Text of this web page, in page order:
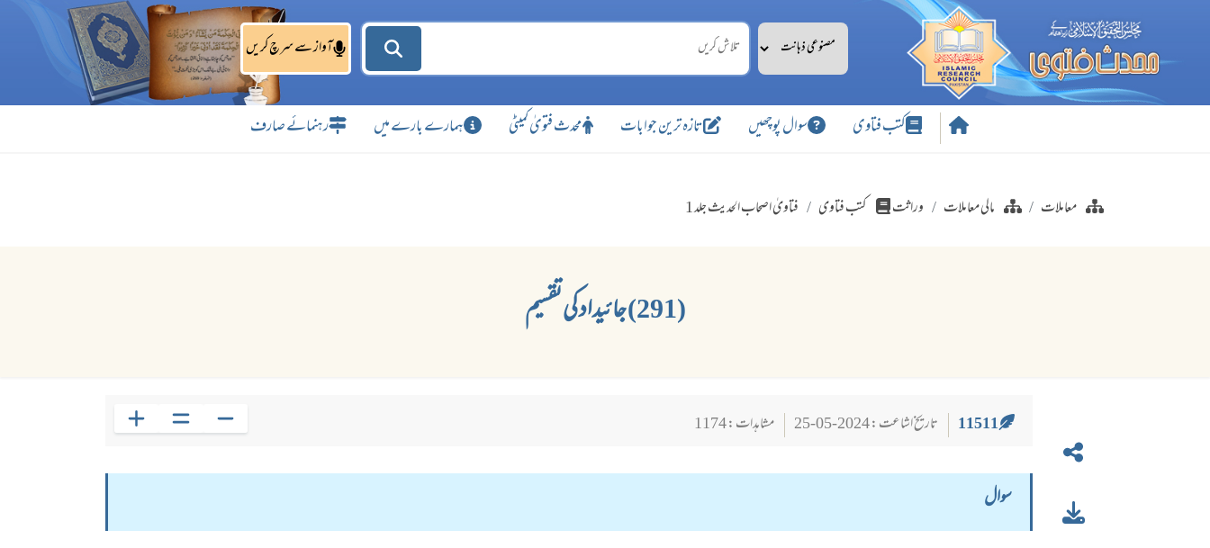
آواز سے سرچ کریں
کتب فتاوی سوال پوچھیں تازہ ترین جوابات محدث فتویٰ کمیٹی ہمارے بارے میں رہنمائے صارف
معاملات مالی معاملات وراثت کتب فتاوی فتاویٰ اصحاب الحدیث جلد 1
(291) جائیداد کی تقسیم
11511 تاریخ اشاعت : 2024-05-25 مشاہدات : 1174
سوال